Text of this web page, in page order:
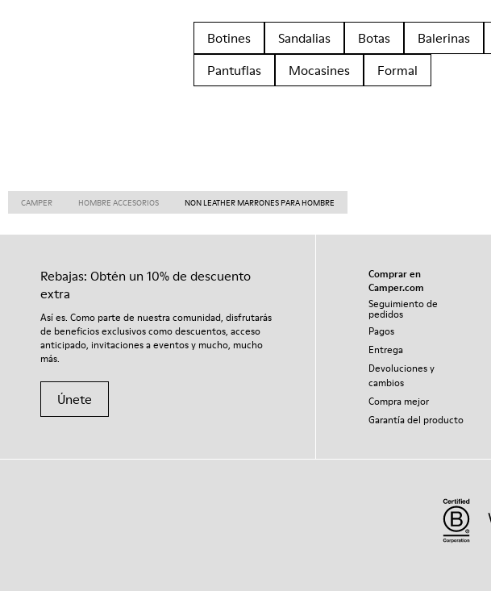
Botines Sandalias Botas Balerinas
Pantuflas
Mocasines Formal
CAMPER HOMBRE ACCESORIOS NON LEATHER MARRONES PARA HOMBRE
Rebajas: Obtén un 10% de descuento
extra
Así es. Como parte de nuestra comunidad, disfrutarás
de beneficios exclusivos como descuentos, acceso
anticipado, invitaciones a eventos y mucho, mucho
más.
Únete
Comprar en
Camper.com
Seguimiento de
pedidos
Pagos
Entrega
Devoluciones y
cambios
Compra mejor
Garantía del producto